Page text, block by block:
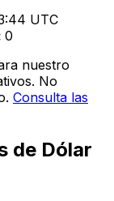
UTC
0
nuestro
No
Consulta las
de Dólar